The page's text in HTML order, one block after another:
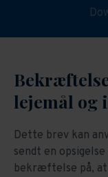
lejemål og
Dette brev kan
sendt en
bekræftelse på,